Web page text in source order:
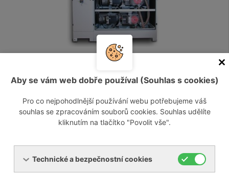
VARIAIR centrální systémy BECKER
Aby se vám web dobře používal (Souhlas s cookies)
Pro co nejpohodlnější používání webu potřebujeme váš
souhlas se zpracováním souborů cookies. Souhlas udělíte
kliknutím na tlačítko "Povolit vše".
Technické a bezpečnostní cookies